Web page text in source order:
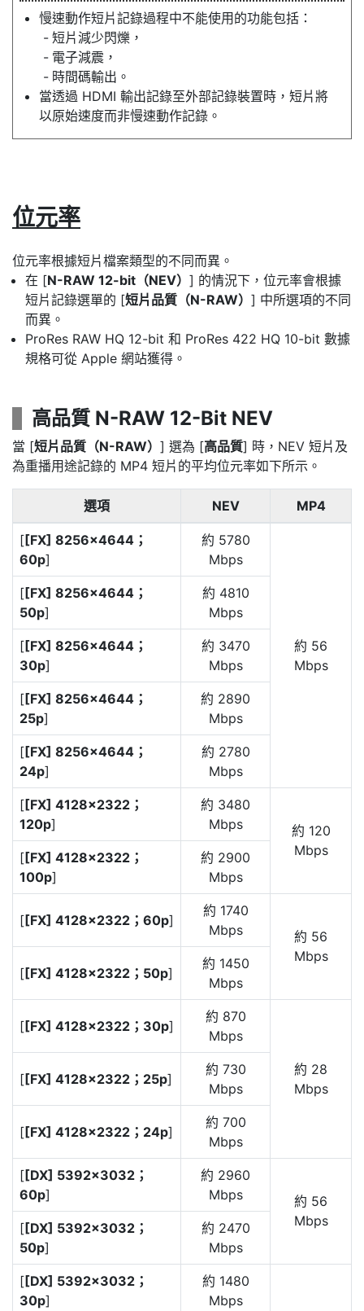
慢速動作短片記錄過程中不能使用的功能包括：
短片減少閃爍，
電子減震，
時間碼輸出。
當透過 HDMI 輸出記錄至外部記錄裝置時，短片將
以原始速度而非慢速動作記錄。
位元率
位元率根據短片檔案類型的不同而異。
在 [N-RAW 12-bit（NEV） ] 的情況下，位元率會根據
短片記錄選單的 [短片品質（N-RAW） ] 中所選項的不同
而異。
ProRes RAW HQ 12-bit 和 ProRes 422 HQ 10-bit 數據
規格可從 Apple 網站獲得。
高品質 N-RAW 12-Bit NEV
當 [短片品質（N-RAW） ] 選為 [高品質] 時，NEV 短片及
為重播用途記錄的 MP4 短片的平均位元率如下所示。
選項 NEV MP4
[ [FX] 8256×4644；
60p]
約 5780
Mbps
約 56
Mbps
[ [FX] 8256×4644；
50p]
約 4810
Mbps
[ [FX] 8256×4644；
30p]
約 3470
Mbps
[ [FX] 8256×4644；
25p]
約 2890
Mbps
[ [FX] 8256×4644；
24p]
約 2780
Mbps
[ [FX] 4128×2322；
120p]
約 3480
Mbps
約 120
Mbps
[ [FX] 4128×2322；
100p]
約 2900
Mbps
[ [FX] 4128×2322；60p]
約 1740
Mbps
約 56
Mbps
[ [FX] 4128×2322；50p]
約 1450
Mbps
[ [FX] 4128×2322；30p]
約 870
Mbps
約 28
Mbps
[ [FX] 4128×2322；25p]
約 730
Mbps
[ [FX] 4128×2322；24p]
約 700
Mbps
[ [DX] 5392×3032；
60p]
約 2960
Mbps
約 56
Mbps
[ [DX] 5392×3032；
50p]
約 2470
Mbps
[ [DX] 5392×3032；
30p]
約 1480
Mbps